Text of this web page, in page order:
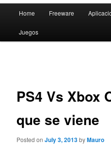
Skip
to
Home Freeware
Juegos
PS4 Vs Xbox
que se viene
Posted onJuly 3, 2013byMauro